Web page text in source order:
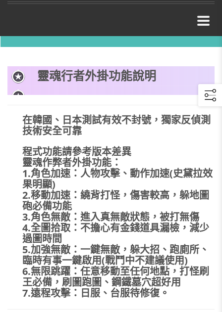
靈魂行者外掛功能說明
在韓國、日本測試有效不封號，獨家反偵測
技術安全可靠
程式功能請參考版本差異
靈魂作弊者外掛功能：
1.角色加速：人物攻擊、動作加速(史黛拉效
果明顯)
2.移動加速：繞背打怪，傷害較高，躲地圖
砲必備功能
3.角色無敵：進入真無敵狀態，被打無傷
4.全圖拾取：不擔心有金錢道具漏檢，減少
過圖時間
5.加強無敵：一鍵無敵，躲大招、跑廁所、
臨時有事一鍵啟用(戰鬥中不建議使用)
6.無限跳躍：任意移動至任何地點，打怪刷
王必備，刷圖跑圖、鋼鐵墓穴超好用
7.遠程攻擊：日服、台服待修復。